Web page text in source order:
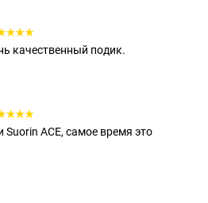
качественный подик.
ACE, самое время это